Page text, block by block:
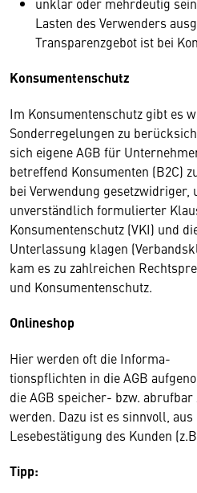
Lasten des Verwenders
Transparenzgebot ist bei
Konsumentenschutz
Im Konsumentenschutz gibt es
Sonderregelungen zu
sich eigene AGB für
betreffend Konsumenten (B2C)
bei Verwendung
unverständlich formulierter
Konsumentenschutz (VKI) und
Unterlassung klagen
kam es zu zahlreichen
und Konsumentenschutz.
Onlineshop
Hier werden oft die Informa-
tionspflichten in die AGB
die AGB speicher- bzw.
werden. Dazu ist es sinnvoll,
Lesebestätigung des Kunden
Tipp: